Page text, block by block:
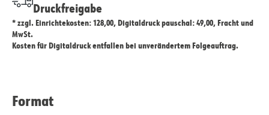
Druckfreigabe
* zzgl. Einrichtekosten: 128,00, Digitaldruck pauschal: 49,00, Fracht und
MwSt.
Kosten für Digitaldruck entfallen bei unverändertem Folgeauftrag.
Format